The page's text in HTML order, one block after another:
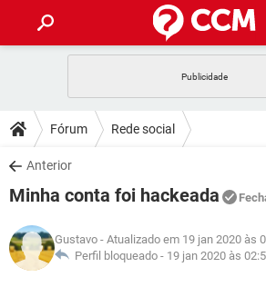
CELULAR
OUTLOOK
INSTAGRAM GMAIL
GUIA DE COMPRAS
DICAS
JOGOS
INSTAGRAM GMAIL
GUIA DE COMPRAS
DOWNLOADS
JOGOS
CELULAR
OUTLOOK EXCEL
JOGOS
CELULAR
GLOSSÁRIO
Fórum Rede social
Anterior
Minha conta foi hackeada
Gustavo - Atualizado em 19 jan 2020 às
Perfil bloqueado - 19 jan 2020 às